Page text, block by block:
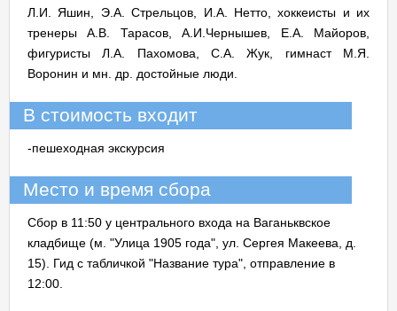
Л.И. Яшин, Э.А. Стрельцов, И.А. Нетто, хоккеисты и их
тренеры А.В. Тарасов, А.И.Чернышев, Е.А. Майоров,
фигуристы Л.А. Пахомова, С.А. Жук, гимнаст М.Я.
Воронин и мн. др. достойные люди.
В стоимость входит
-пешеходная экскурсия
Место и время сбора
Сбор в 11:50 у центрального входа на Ваганьквское
кладбище (м. "Улица 1905 года", ул. Сергея Макеева, д.
15). Гид с табличкой "Название тура", отправление в
12:00.